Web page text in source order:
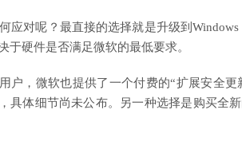
应对呢？最直接的选择就是升级到
于硬件是否满足微软的最低要求。
户，微软也提供了一个付费的“扩展安全
具体细节尚未公布。另一种选择是购买全